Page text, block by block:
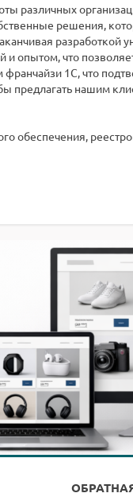
различных
решения,
разработкой
опытом, что
1С, что
предлагать нашим
обеспечения,